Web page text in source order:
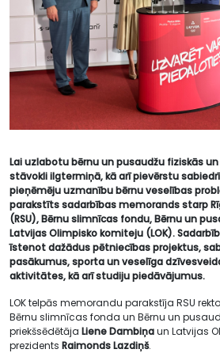
Lai uzlabotu bērnu un pusaudžu fiziskās
stāvokli ilgtermiņā, kā arī pievērstu
pieņēmēju uzmanību bērnu veselības
parakstīts sadarbības memorands starp
(RSU), Bērnu slimnīcas fondu, Bērnu un
Latvijas Olimpisko komiteju (LOK).
īstenot dažādus pētniecības projektus,
pasākumus, sporta un veselīga
aktivitātes, kā arī studiju piedāvājumus.
LOK telpās memorandu parakstīja RSU
Bērnu slimnīcas fonda un Bērnu un
priekšsēdētāja Liene Dambiņaun Latvijas
prezidents Raimonds Lazdiņš.